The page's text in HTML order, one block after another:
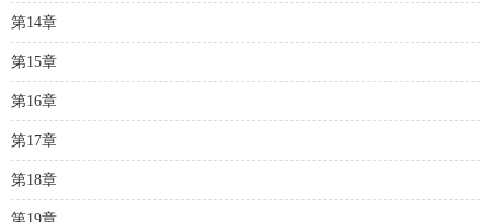
第14章
第15章
第16章
第17章
第18章